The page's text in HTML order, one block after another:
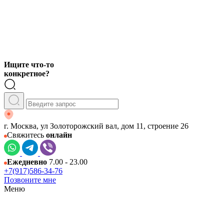
Ищите что-то
конкретное?
г. Москва, ул Золоторожский вал, дом 11, строение 26
Свяжитесь онлайн
Ежедневно 7.00 - 23.00
+7(917)586-34-76
Позвоните мне
Меню